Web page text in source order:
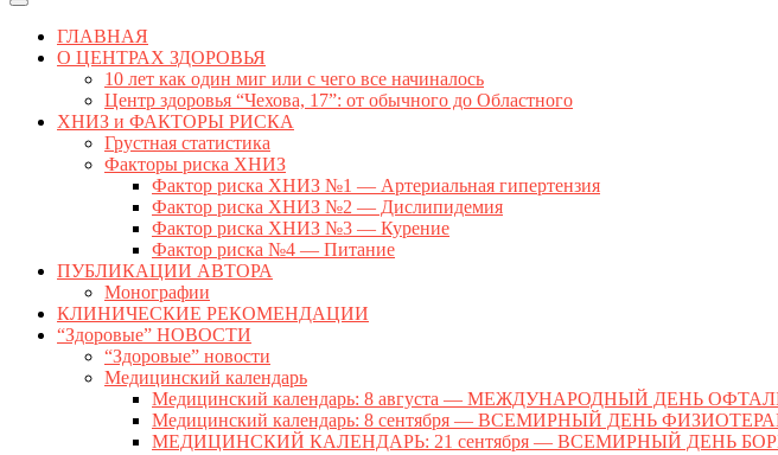
Open
ButtonГЛАВНАЯ
О ЦЕНТРАХ ЗДОРОВЬЯ
10 лет как один миг или с чего все начиналось
Центр здоровья “Чехова, 17”: от обычного до Областного
ХНИЗ и ФАКТОРЫ РИСКА
Грустная статистика
Факторы риска ХНИЗ
Фактор риска ХНИЗ №1 — Артериальная гипертензия
Фактор риска ХНИЗ №2 — Дислипидемия
Фактор риска ХНИЗ №3 — Курение
Фактор риска №4 — Питание
ПУБЛИКАЦИИ АВТОРА
Монографии
КЛИНИЧЕСКИЕ РЕКОМЕНДАЦИИ
“Здоровые” НОВОСТИ
“Здоровые” новости
Медицинский календарь
Медицинский календарь: 8 августа — МЕЖДУНАРОДНЫЙ ДЕНЬ
Медицинский календарь: 8 сентября — ВСЕМИРНЫЙ ДЕНЬ
МЕДИЦИНСКИЙ КАЛЕНДАРЬ: 21 сентября — ВСЕМИРНЫЙ ДЕНЬ